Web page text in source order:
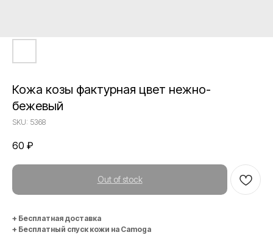
Кожа козы фактурная цвет нежно-
бежевый
SKU: 5368
60 ₽
Out of stock
+ Бесплатная доставка
+ Бесплатный спуск кожи на Camoga